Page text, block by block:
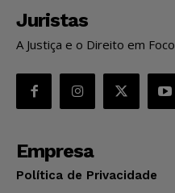
Juristas
A Justiça e o Direito em Foco
Empresa
Política de Privacidade